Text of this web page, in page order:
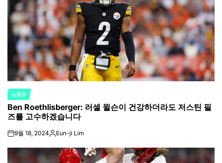
POSTED
IN
스포츠
Ben Roethlisberger: 러셀 윌슨이 건강하더라도 저스틴 필
즈를 고수하겠습니다
on9월 18, 2024Posted
Eun-ji Lim